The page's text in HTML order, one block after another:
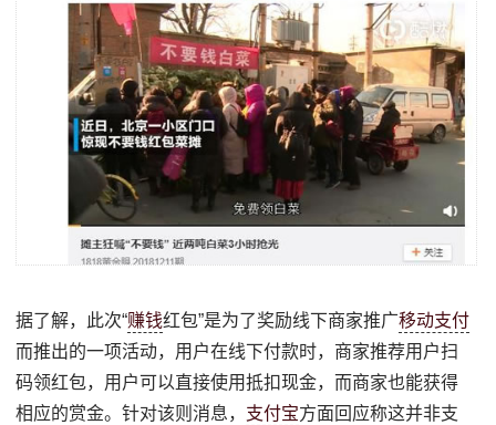
据了解，此次“赚钱红包”是为了奖励线下商家推广移动支付
而推出的一项活动，用户在线下付款时，商家推荐用户扫
码领红包，用户可以直接使用抵扣现金，而商家也能获得
相应的赏金。针对该则消息， 支付宝方面回应称这并非支